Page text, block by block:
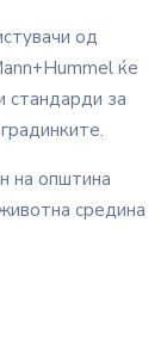
од
ќе
стандарди за
на општина
средина